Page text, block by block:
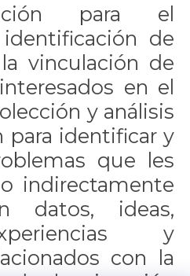
para el
de
vinculación de
en el
y análisis
para identificar y
que les
indirectamente
datos, ideas,
y
con la